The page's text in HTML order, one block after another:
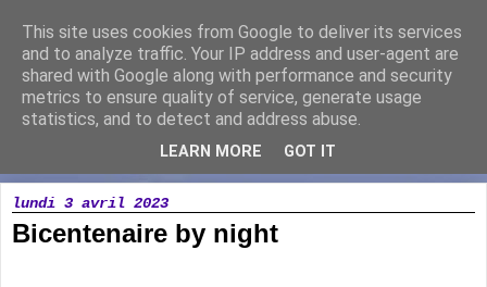
Running Loisir Vicomtais
Association de course à pied à la Chaize le Vicomte
lundi 3 avril 2023
Bicentenaire by night
This site uses cookies from Google to deliver its services
and to analyze traffic. Your IP address and user-agent are
shared with Google along with performance and security
metrics to ensure quality of service, generate usage
statistics, and to detect and address abuse.
LEARN MORE GOT IT